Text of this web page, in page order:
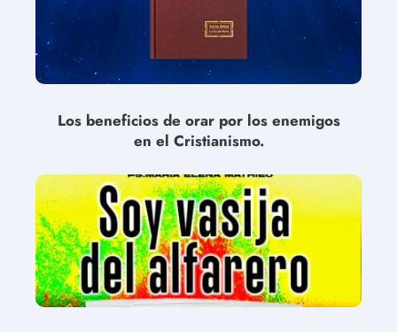
Los beneficios de orar por los enemigos
en el Cristianismo.